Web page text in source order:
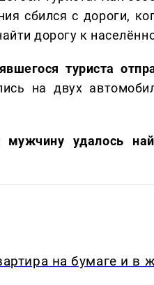
сбился с дороги,
дорогу к
туриста
на двух
удалось
на бумаге и